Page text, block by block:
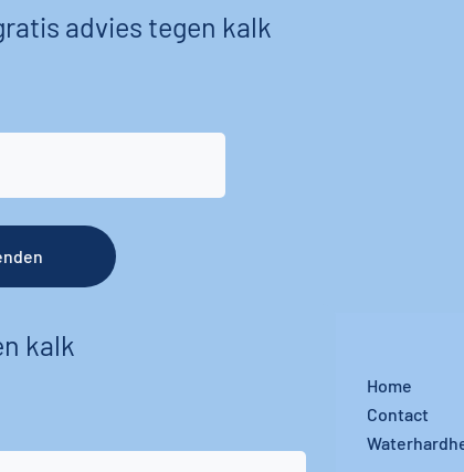
advies tegen kalk
kalk
Home
Contact